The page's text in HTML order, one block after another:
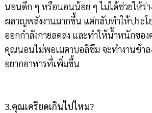
นอนดึก ๆ หรือนอนน้อย ๆ ไม่ได้ช่วยให้ร่า
ผลาญพลังงานมากขึ้น แต่กลับทำให้ประโ
ออกกำลังกายลดลง และทำให้น้ำหนักขอ
คุณนอนไม่พอเมตาบอลิซึม จะทำงานช้าล
อยากอาหารที่เพิ่มขึ้น
3.คุณเครียดเกินไปไหม?